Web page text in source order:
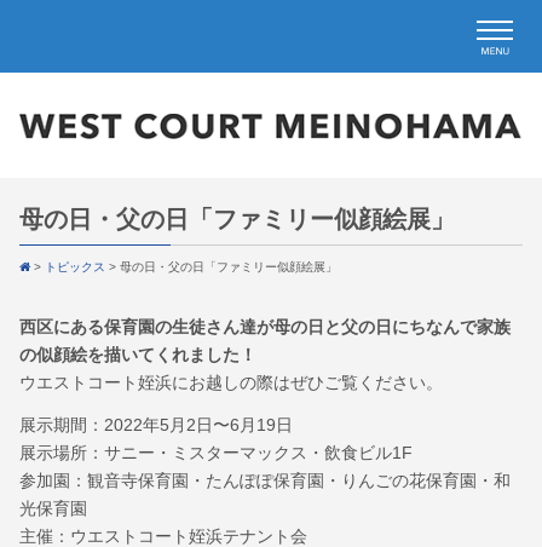
母の日・父の日「ファミリー似顔絵展」
> トピックス > 母の日・父の日「ファミリー似顔絵展」
西区にある保育園の生徒さん達が母の日と父の日にちなんで家族
の似顔絵を描いてくれました！
ウエストコート姪浜にお越しの際はぜひご覧ください。
展示期間：2022年5月2日〜6月19日
展示場所：サニー・ミスターマックス・飲食ビル1F
参加園：観音寺保育園・たんぽぽ保育園・りんごの花保育園・和
光保育園
主催：ウエストコート姪浜テナント会